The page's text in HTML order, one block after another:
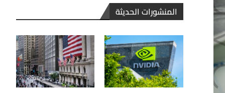
المنشورات الحديثة